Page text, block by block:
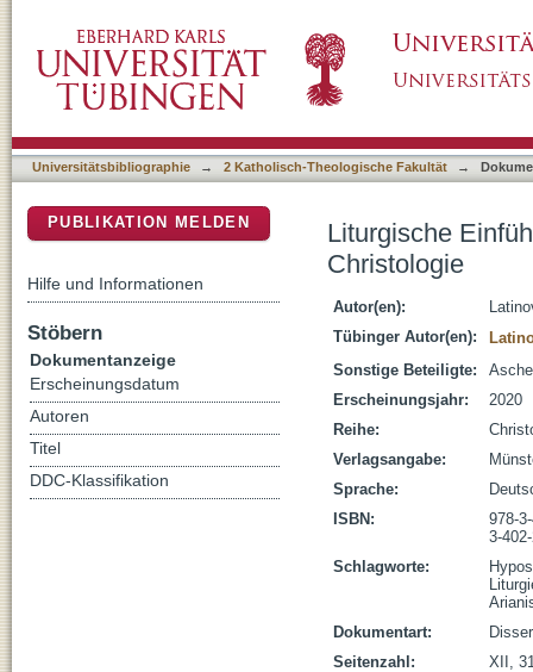
Universitätsbibliographie → 2 Katholisch-Theologische Fakultät →
Liturgische
Christologie
Autor(en):
Tübinger Autor(en):
Sonstige Beteiligte:
Erscheinungsjahr:
2020
Reihe:
Verlagsangabe:
Sprache:
ISBN:
978-
3-
Schlagworte:
Dokumentart:
Seitenzahl:
XII,
PUBLIKATION MELDEN
Hilfe und Informationen
Stöbern
Dokumentanzeige
Erscheinungsdatum
Autoren
Titel
DDC-Klassifikation